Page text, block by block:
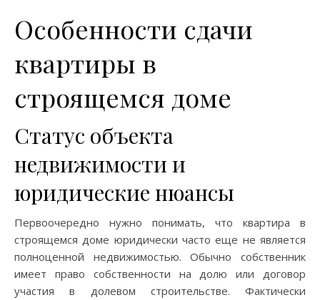
Особенности сдачи
квартиры в
строящемся доме
Статус объекта
недвижимости и
юридические нюансы
Первоочередно нужно понимать, что квартира в
строящемся доме юридически часто еще не является
полноценной недвижимостью. Обычно собственник
имеет право собственности на долю или договор
участия в долевом строительстве. Фактически